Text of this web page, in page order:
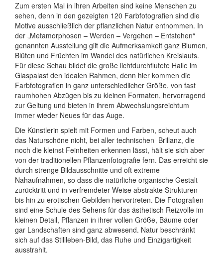
Zum ersten Mal in ihren Arbeiten sind keine Menschen zu
sehen, denn in den gezeigten 120 Farbfotografien sind die
Motive ausschließlich der pflanzlichen Natur entnommen. In
der „Metamorphosen – Werden – Vergehen – Entstehen“
genannten Ausstellung gilt die Aufmerksamkeit ganz Blumen,
Blüten und Früchten im Wandel des natürlichen Kreislaufs.
Für diese Schau bildet die große lichtdurchflutete Halle im
Glaspalast den idealen Rahmen, denn hier kommen die
Farbfotografien in ganz unterschiedlicher Größe, von fast
raumhohen Abzügen bis zu kleinen Formaten, hervorragend
zur Geltung und bieten in ihrem Abwechslungsreichtum
immer wieder Neues für das Auge.
Die Künstlerin spielt mit Formen und Farben, scheut auch
das Naturschöne nicht, bei aller technischen Brillanz, die
noch die kleinst Feinheiten erkennen lässt, hält sie sich aber
von der traditionellen Pflanzenfotografie fern. Das erreicht sie
durch strenge Bildausschnitte und oft extreme
Nahaufnahmen, so dass die natürliche organische Gestalt
zurücktritt und in verfremdeter Weise abstrakte Strukturen
bis hin zu erotischen Gebilden hervortreten. Die Fotografien
sind eine Schule des Sehens für das ästhetisch Reizvolle im
kleinen Detail, Pflanzen in ihrer vollen Größe, Bäume oder
gar Landschaften sind ganz abwesend. Natur beschränkt
sich auf das Stillleben-Bild, das Ruhe und Einzigartigkeit
ausstrahlt.